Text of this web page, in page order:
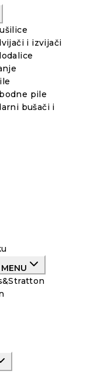
i izvijači
pile
bušači i